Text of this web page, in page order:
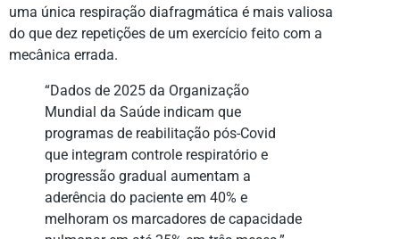
uma única respiração diafragmática é mais valiosa
do que dez repetições de um exercício feito com a
mecânica errada.
“Dados de 2025 da Organização
Mundial da Saúde indicam que
programas de reabilitação pós-Covid
que integram controle respiratório e
progressão gradual aumentam a
aderência do paciente em 40% e
melhoram os marcadores de capacidade